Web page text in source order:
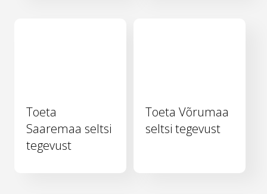
Toeta
Saaremaa seltsi
tegevust
Toeta Võrumaa
seltsi tegevust